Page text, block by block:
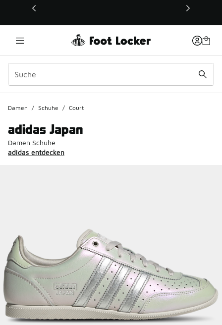
Dieser Link öffnet sich in einem neuen Fenster
Damen / Schuhe / Court
adidas Japan
Damen Schuhe
adidas entdecken